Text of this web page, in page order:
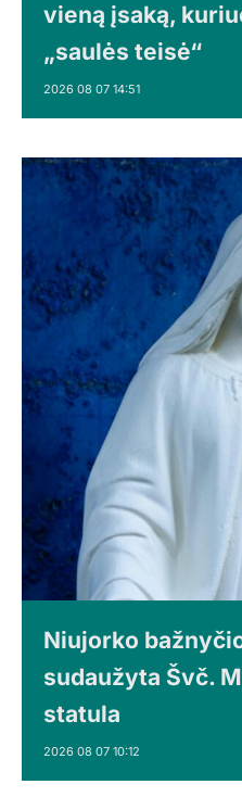
vieną įsaką,
„saulės teisė“
2026 08 07 14:51
Niujorko
sudaužyta Švč.
statula
2026 08 07 10:12